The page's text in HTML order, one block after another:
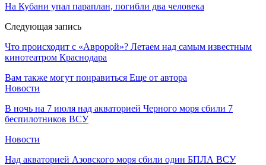
На Кубани упал параплан, погибли два человека
Следующая запись
Что происходит с «Авророй»? Летаем над самым известным
кинотеатром Краснодара
Вам также могут понравиться Еще от автора
Новости
В ночь на 7 июля над акваторией Черного моря сбили 7
беспилотников ВСУ
Новости
Над акваторией Азовского моря сбили один БПЛА ВСУ